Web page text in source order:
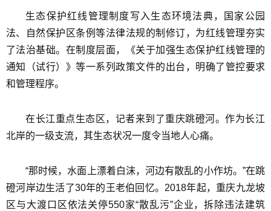
生态保护红线管理制度写入生态环境法典，国家公园
法、自然保护区条例等法律法规的制修订，为红线管理夯实
了法治基础。在制度层面，《关于加强生态保护红线管理的
通知（试行）》等一系列政策文件的出台，明确了管控要求
和管理程序。
在长江重点生态区，记者来到了重庆跳磴河。作为长江
北岸的一级支流，其生态状况一度令当地人心痛。
“那时候，水面上漂着白沫，河边有散乱的小作坊。”在跳
磴河岸边生活了30年的王老伯回忆。2018年起，重庆九龙坡
区与大渡口区依法关停550家“散乱污”企业，拆除违法建筑